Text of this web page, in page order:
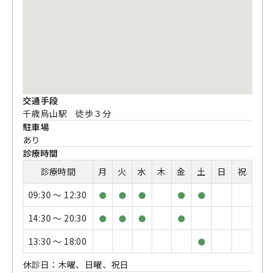
交通手段
千歳烏山駅 徒歩３分
駐車場
あり
診療時間
診療時間
月 火 水 木 金 土 日
祝
09:30 〜 12:30
● ● ● ● ●
14:30 〜 20:30 ● ● ● ●
13:30 〜 18:00 ●
休診日：木曜、日曜、祝日